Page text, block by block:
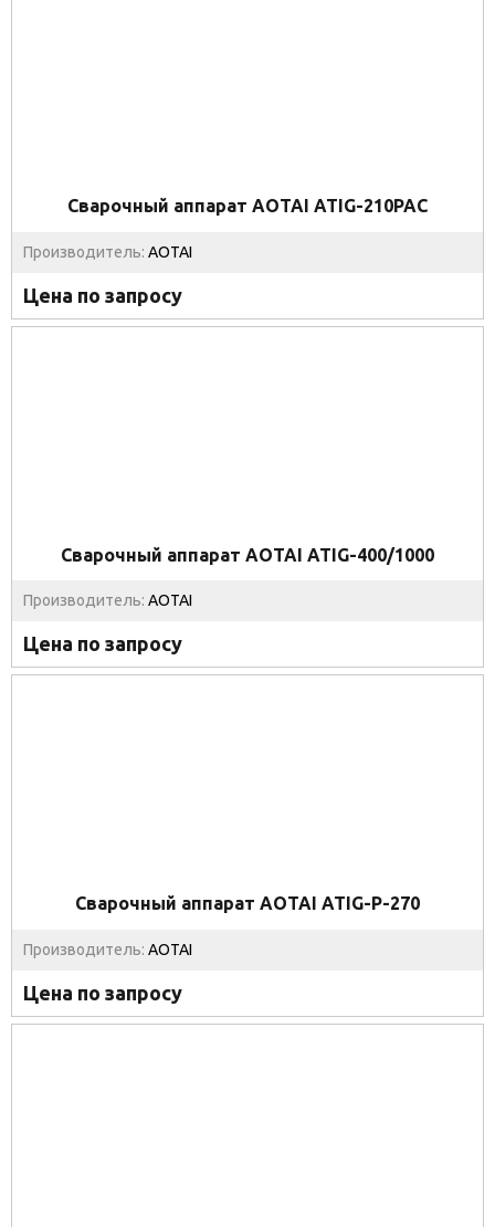
Сварочный аппарат AOTAI ATIG-210PAC
Производитель: AOTAI
Цена по запросу
Сварочный аппарат AOTAI ATIG-400/1000
Производитель: AOTAI
Цена по запросу
Сварочный аппарат AOTAI ATIG-P-270
Производитель: AOTAI
Цена по запросу